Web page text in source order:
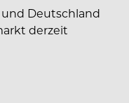
Deutschland
derzeit